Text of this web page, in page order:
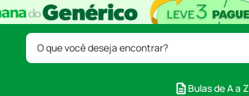
O que você deseja encontrar?
Bulas de A a Z